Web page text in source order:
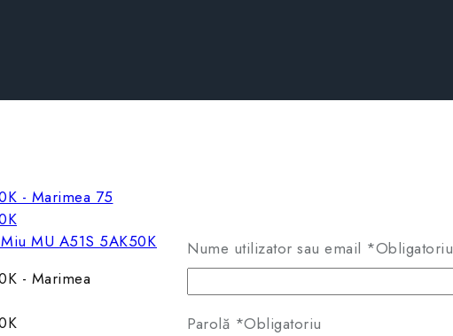
Nume utilizator sau email *Obligatoriu
Parolă *Obligatoriu